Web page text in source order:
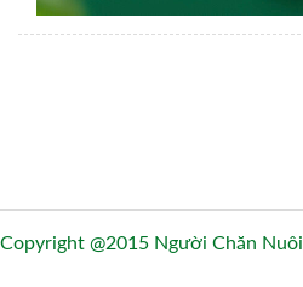
Copyright @2015 Người Chăn Nuôi